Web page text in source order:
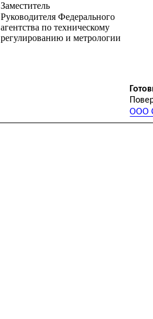
Заместитель
Руководителя Федерального
агентства по техническому
регулированию и метрологии
ООО